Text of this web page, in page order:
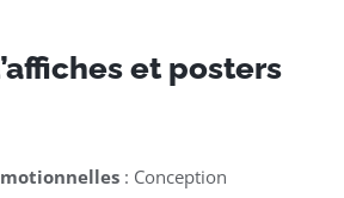
et posters
: Conception